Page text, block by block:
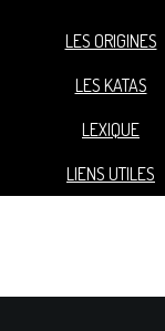
LES ORIGINES
LES KATAS
LEXIQUE
LIENS UTILES